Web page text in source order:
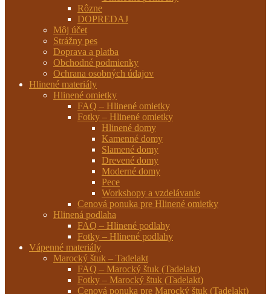
Rôzne
DOPREDAJ
Môj účet
Strážny pes
Doprava a platba
Obchodné podmienky
Ochrana osobných údajov
Hlinené materiály
Hlinené omietky
FAQ – Hlinené omietky
Fotky – Hlinené omietky
Hlinené domy
Kamenné domy
Slamené domy
Drevené domy
Moderné domy
Pece
Workshopy a vzdelávanie
Cenová ponuka pre Hlinené omietky
Hlinená podlaha
FAQ – Hlinené podlahy
Fotky – Hlinené podlahy
Vápenné materiály
Marocký štuk – Tadelakt
FAQ – Marocký štuk (Tadelakt)
Fotky – Marocký štuk (Tadelakt)
Cenová ponuka pre Marocký štuk (Tadelakt)